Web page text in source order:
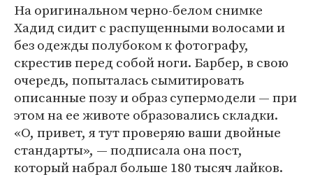
На оригинальном черно-белом снимке
Хадид сидит с распущенными волосами и
без одежды полубоком к фотографу,
скрестив перед собой ноги. Барбер, в свою
очередь, попыталась сымитировать
описанные позу и образ супермодели — при
этом на ее животе образовались складки.
«О, привет, я тут проверяю ваши двойные
стандарты», — подписала она пост,
который набрал больше 180 тысяч лайков.